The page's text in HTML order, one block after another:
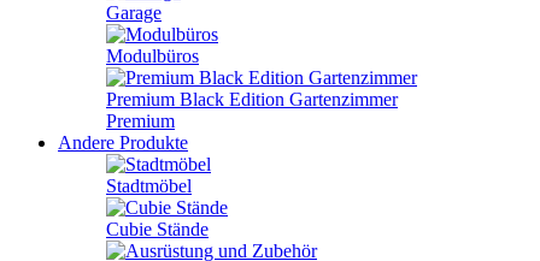
Garage
Modulbüros
Premium Black Edition Gartenzimmer
Premium
Andere Produkte
Stadtmöbel
Cubie Stände